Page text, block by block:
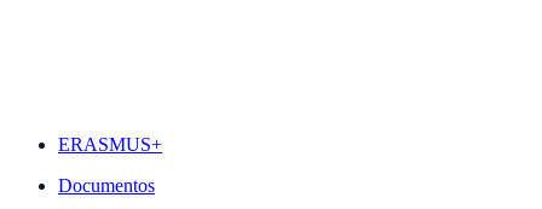
ERASMUS+
Documentos